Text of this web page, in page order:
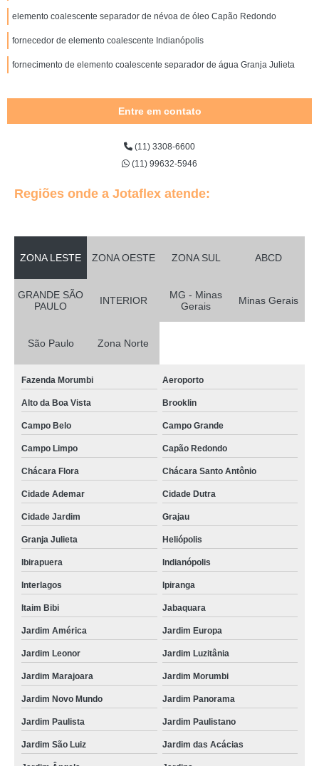
elemento coalescente separador de névoa de óleo Capão Redondo
fornecedor de elemento coalescente Indianópolis
fornecimento de elemento coalescente separador de água Granja Julieta
Entre em contato
(11) 3308-6600
(11) 99632-5946
Regiões onde a Jotaflex atende:
ZONA LESTE ZONA OESTE ZONA SUL ABCD
GRANDE SÃO
PAULO
INTERIOR
MG - Minas
Gerais
Minas Gerais
São Paulo Zona Norte
Fazenda Morumbi Aeroporto
Alto da Boa Vista Brooklin
Campo Belo Campo Grande
Campo Limpo Capão Redondo
Chácara Flora Chácara Santo Antônio
Cidade Ademar Cidade Dutra
Cidade Jardim Grajau
Granja Julieta Heliópolis
Ibirapuera Indianópolis
Interlagos Ipiranga
Itaim Bibi Jabaquara
Jardim América Jardim Europa
Jardim Leonor Jardim Luzitânia
Jardim Marajoara Jardim Morumbi
Jardim Novo Mundo Jardim Panorama
Jardim Paulista Jardim Paulistano
Jardim São Luiz Jardim das Acácias